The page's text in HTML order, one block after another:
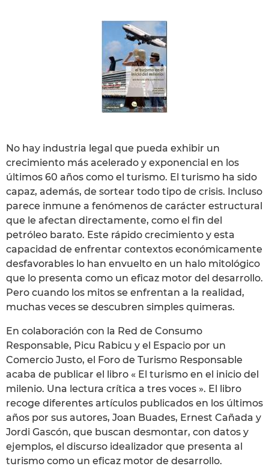
No hay industria legal que pueda exhibir un
crecimiento más acelerado y exponencial en los
últimos 60 años como el turismo. El turismo ha sido
capaz, además, de sortear todo tipo de crisis. Incluso
parece inmune a fenómenos de carácter estructural
que le afectan directamente, como el fin del
petróleo barato. Este rápido crecimiento y esta
capacidad de enfrentar contextos económicamente
desfavorables lo han envuelto en un halo mitológico
que lo presenta como un eficaz motor del desarrollo.
Pero cuando los mitos se enfrentan a la realidad,
muchas veces se descubren simples quimeras.
En colaboración con la Red de Consumo
Responsable, Picu Rabicu y el Espacio por un
Comercio Justo, el Foro de Turismo Responsable
acaba de publicar el libro « El turismo en el inicio del
milenio. Una lectura crítica a tres voces ». El libro
recoge diferentes artículos publicados en los últimos
años por sus autores, Joan Buades, Ernest Cañada y
Jordi Gascón, que buscan desmontar, con datos y
ejemplos, el discurso idealizador que presenta al
turismo como un eficaz motor de desarrollo.